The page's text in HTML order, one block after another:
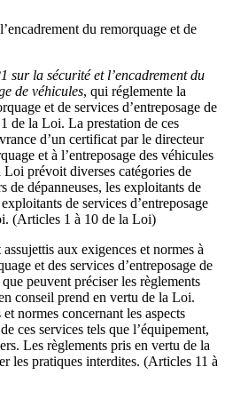
du remorquage et de
sur la sécurité et l’encadrement du
de véhicules, qui réglemente la
et de services d’entreposage de
de la Loi. La prestation de ces
d’un certificat par le directeur
et à l’entreposage des véhicules
prévoit diverses catégories de
de dépanneuses, les exploitants de
de services d’entreposage
(Articles 1 à 10 de la Loi)
aux exigences et normes à
et des services d’entreposage de
peuvent préciser les règlements
conseil prend en vertu de la Loi.
normes concernant les aspects
ces services tels que l’équipement,
Les règlements pris en vertu de la
les pratiques interdites. (Articles 11 à